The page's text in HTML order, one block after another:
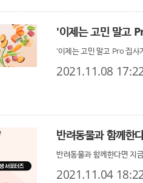
'이제는 고민 말고
'이제는 고민 말고 Pro 집사
2021.11.08
반려동물과 함께한
반려동물과 함께한다면 지
2021.11.04